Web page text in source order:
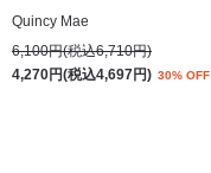
Quincy Mae
6,100円(税込6,710円)
4,270円(税込4,697円) 30% OFF